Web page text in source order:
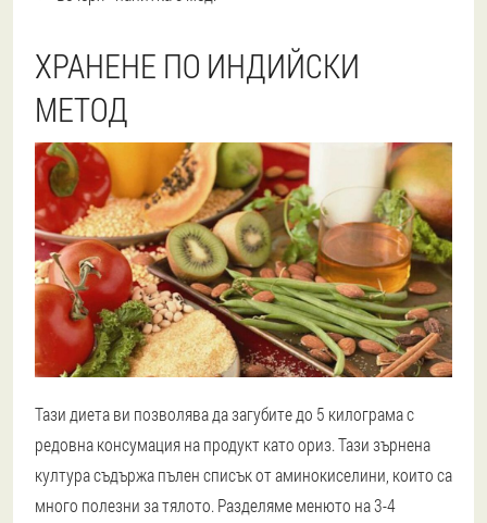
ХРАНЕНЕ ПО ИНДИЙСКИ
МЕТОД
Тази диета ви позволява да загубите до 5 килограма с
редовна консумация на продукт като ориз. Тази зърнена
култура съдържа пълен списък от аминокиселини, които са
много полезни за тялото. Разделяме менюто на 3-4